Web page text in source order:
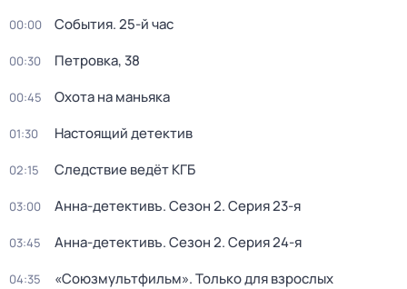
00:00 События. 25-й час
00:30 Петровка, 38
00:45 Охота на маньяка
01:30 Настоящий детектив
02:15 Следствие ведёт КГБ
03:00 Анна-детективъ. Сезон 2. Серия 23-я
03:45 Анна-детективъ. Сезон 2. Серия 24-я
04:35 «Союзмультфильм». Только для взрослых